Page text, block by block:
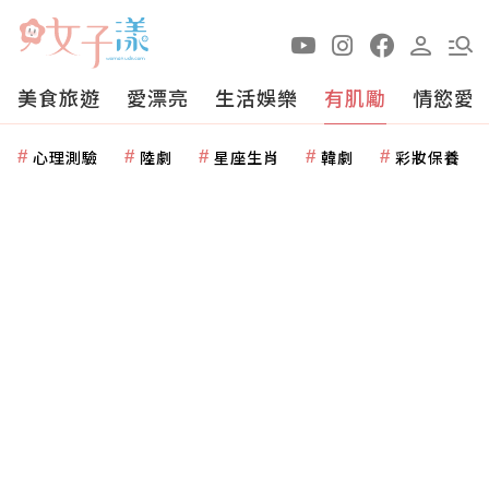
美食旅遊 愛漂亮 生活娛樂 有肌勵 情慾愛
心理測驗 陸劇 星座生肖 韓劇 彩妝保養